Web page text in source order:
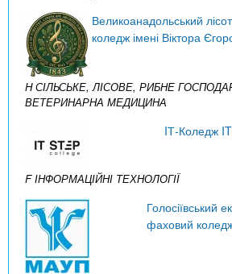
Великоанадольський
коледж імені Віктора
H СІЛЬСЬКЕ, ЛІСОВЕ, РИБНЕ
ВЕТЕРИНАРНА МЕДИЦИНА
IТ-Коледж
F ІНФОРМАЦІЙНІ ТЕХНОЛОГІЇ
Голосіївський
фаховий